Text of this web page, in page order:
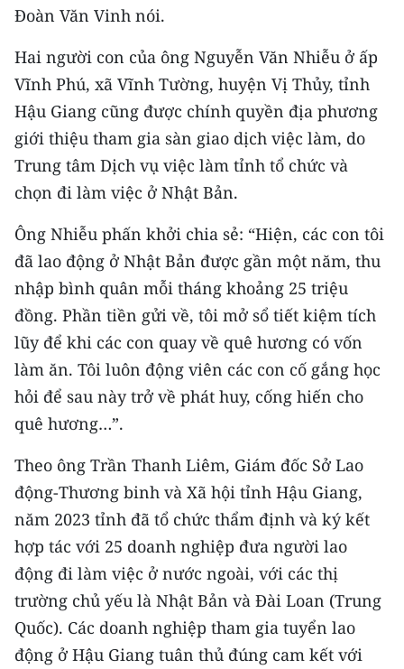
Media Pháp luật
Media Du lịch
Media Thế giới
Media Thể thao
Media Giáo dục
Media Khoa học - Công nghệ
Media Môi trường
Ảnh
Infographic
TIN MỚI
TIN ĐỊA PHƯƠNG
Trung du và miền núi phía Bắc
Đồng bằng sông Hồng
Bắc Trung Bộ
Duyên hải Nam Trung Bộ và Tây
Nguyên
Đoàn Văn Vinh nói.
Hai người con của ông Nguyễn Văn Nhiễu ở ấp
Vĩnh Phú, xã Vĩnh Tường, huyện Vị Thủy, tỉnh
Hậu Giang cũng được chính quyền địa phương
giới thiệu tham gia sàn giao dịch việc làm, do
Trung tâm Dịch vụ việc làm tỉnh tổ chức và
chọn đi làm việc ở Nhật Bản.
Ông Nhiễu phấn khởi chia sẻ: “Hiện, các con tôi
đã lao động ở Nhật Bản được gần một năm, thu
nhập bình quân mỗi tháng khoảng 25 triệu
đồng. Phần tiền gửi về, tôi mở sổ tiết kiệm tích
lũy để khi các con quay về quê hương có vốn
làm ăn. Tôi luôn động viên các con cố gắng học
hỏi để sau này trở về phát huy, cống hiến cho
quê hương…”.
Theo ông Trần Thanh Liêm, Giám đốc Sở Lao
động-Thương binh và Xã hội tỉnh Hậu Giang,
năm 2023 tỉnh đã tổ chức thẩm định và ký kết
hợp tác với 25 doanh nghiệp đưa người lao
động đi làm việc ở nước ngoài, với các thị
trường chủ yếu là Nhật Bản và Đài Loan (Trung
Quốc). Các doanh nghiệp tham gia tuyển lao
động ở Hậu Giang tuân thủ đúng cam kết với